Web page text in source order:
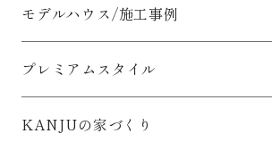
モデルハウス/施工事例
プレミアムスタイル
KANJUの家づくり